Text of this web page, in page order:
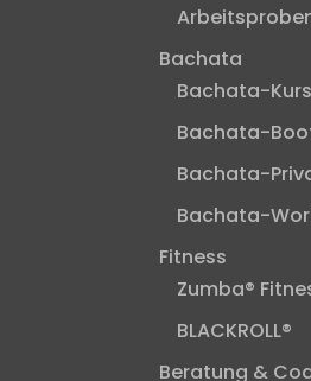
Bachata
Bachata-
Bachata-
Bachata-
Bachata-
Fitness
Zumba®
BLACKROLL®
Beratung &